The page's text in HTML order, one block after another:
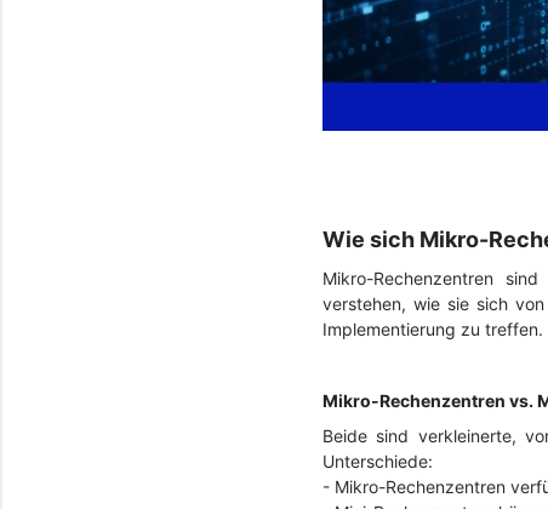
Wie sich Mikro-
Mikro-Rechenzentren
verstehen, wie sie sich
Implementierung zu treffen.
Mikro-Rechenzentren vs.
Beide sind verkleinerte,
Unterschiede:
- Mikro-Rechenzentren